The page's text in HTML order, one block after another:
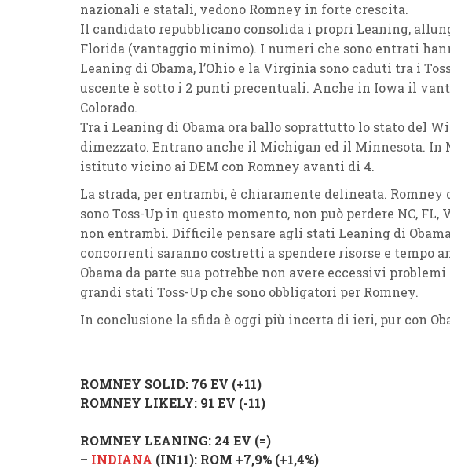
nazionali e statali, vedono Romney in forte crescita.
Il candidato repubblicano consolida i propri Leaning,
Florida (vantaggio minimo). I numeri che sono entrati
Leaning di Obama, l’Ohio e la Virginia sono caduti tra i
uscente è sotto i 2 punti precentuali. Anche in Iowa il
Colorado.
Tra i Leaning di Obama ora ballo soprattutto lo stato del
dimezzato. Entrano anche il Michigan ed il Minnesota. In
istituto vicino ai DEM con Romney avanti di 4.
La strada, per entrambi, è chiaramente delineata.
sono Toss-Up in questo momento, non può perdere NC, FL,
non entrambi. Difficile pensare agli stati Leaning di
concorrenti saranno costretti a spendere risorse e tempo
Obama da parte sua potrebbe non avere eccessivi
grandi stati Toss-Up che sono obbligatori per Romney.
In conclusione la sfida è oggi più incerta di ieri, pur con
ROMNEY SOLID: 76 EV (+11)
ROMNEY LIKELY: 91 EV (-11)
ROMNEY LEANING: 24 EV (=)
– INDIANA (IN11): ROM +7,9% (+1,4%)